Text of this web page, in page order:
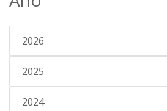
2026
2025
2024